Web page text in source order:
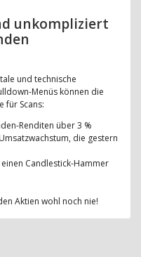
unkompliziert
und technische
Menüs können die
für Scans:
Renditen über 3 %
die gestern
Candlestick-Hammer
Aktien wohl noch nie!